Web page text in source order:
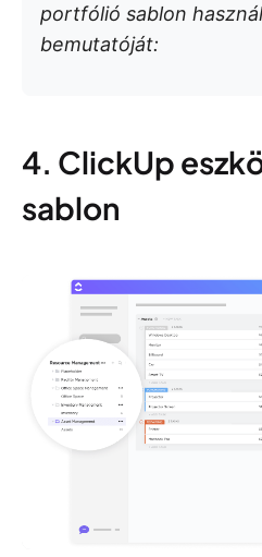
portfólió sablon
bemutatóját:
4. ClickUp
sablon